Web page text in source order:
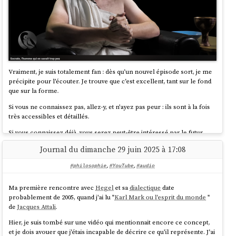
Vraiment, je suis totalement fan : dès qu'un nouvel épisode sort, je me
précipite pour l'écouter. Je trouve que c'est excellent, tant sur le fond
que sur la forme.
Si vous ne connaissez pas, allez-y, et n'ayez pas peur : ils sont à la fois
très accessibles et détaillés.
Si vous connaissez déjà, vous serez peut-être intéressé par le futur
projet de Thibaut (alias MrPhi) :Le Late Show du Siècle : Une émission
de Monsieur Phi.
Le premier épisode — une interview de Descartes en personne par
soutien de 1 239 personnes !
Le prochain palier à atteindre est l'interview de Thomas Hobbes !
Journal du dimanche 29 juin 2025 à 17:08
#philosophie, #YouTube, #audio
Ma première rencontre avecHegelet sadialectique date
probablement de 2005, quand j'ai lu "Karl Mark ou l'esprit du monde "
deJacques Attali.
Hier, je suis tombé sur une vidéo qui mentionnait encore ce concept,
et je dois avouer que j'étais incapable de décrire ce qu'il représente. J'ai